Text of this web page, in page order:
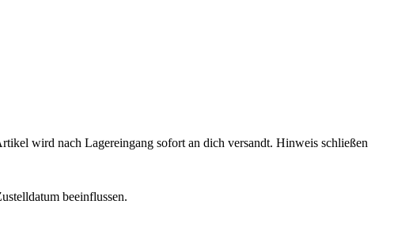
wird nach Lagereingang sofort an dich versandt. Hinweis schließen
beeinflussen.